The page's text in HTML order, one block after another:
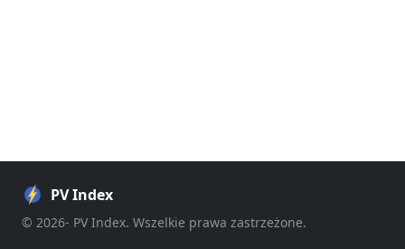
PV Index
© 2026- PV Index. Wszelkie prawa zastrzeżone.